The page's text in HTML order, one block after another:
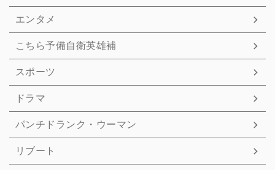
エンタメ
こちら予備自衛英雄補
スポーツ
ドラマ
パンチドランク・ウーマン
リブート